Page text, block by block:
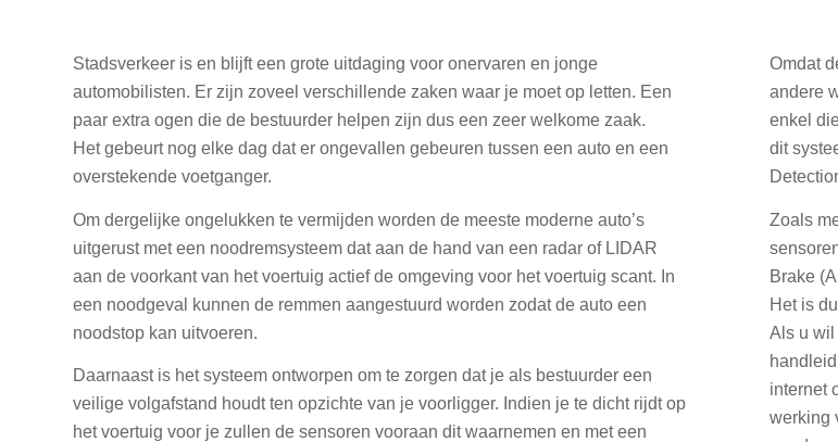
Stadsverkeer is en blijft een grote uitdaging voor onervaren en jonge
automobilisten. Er zijn zoveel verschillende zaken waar je moet op letten. Een
paar extra ogen die de bestuurder helpen zijn dus een zeer welkome zaak.
Het gebeurt nog elke dag dat er ongevallen gebeuren tussen een auto en een
overstekende voetganger.
Om dergelijke ongelukken te vermijden worden de meeste moderne auto’s
uitgerust met een noodremsysteem dat aan de hand van een radar of LIDAR
aan de voorkant van het voertuig actief de omgeving voor het voertuig scant. In
een noodgeval kunnen de remmen aangestuurd worden zodat de auto een
noodstop kan uitvoeren.
Daarnaast is het systeem ontworpen om te zorgen dat je als bestuurder een
veilige volgafstand houdt ten opzichte van je voorligger. Indien je te dicht rijdt op
het voertuig voor je zullen de sensoren vooraan dit waarnemen en met een
Omdat
andere
enkel
dit
Zoals
Brake
Het is
Als u wil
internet
werking